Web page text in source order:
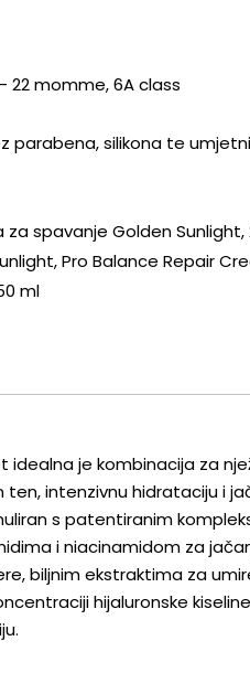
22 momme, 6A class
parabena, silikona te
za spavanje Golden Sunlight,
Pro Balance Repair
ml
idealna je kombinacija za
ten, intenzivnu hidrataciju i
s patentiranim
i niacinamidom za
biljnim ekstraktima za
hijaluronske